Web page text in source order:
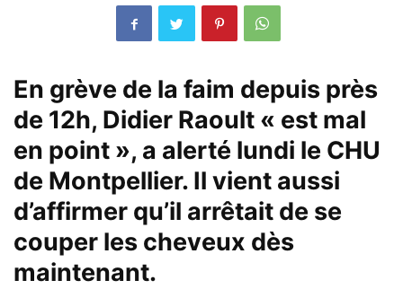
En grève de la faim depuis près
de 12h, Didier Raoult « est mal
en point », a alerté lundi le CHU
de Montpellier. Il vient aussi
d’affirmer qu’il arrêtait de se
couper les cheveux dès
maintenant.